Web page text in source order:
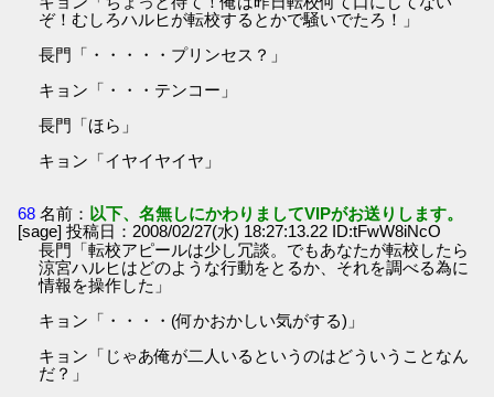
ぞ！むしろハルヒが転校するとかで騒いでたろ！」
長門「・・・・・プリンセス？」
キョン「・・・テンコー」
長門「ほら」
キョン「イヤイヤイヤ」
68 名前： 以下、名無しにかわりましてVIPがお送りします。
[sage] 投稿日：2008/02/27(水) 18:27:13.22 ID:tFwW8iNcO
長門「転校アピールは少し冗談。でもあなたが転校したら
涼宮ハルヒはどのような行動をとるか、それを調べる為に
情報を操作した」
キョン「・・・・(何かおかしい気がする)」
キョン「じゃあ俺が二人いるというのはどういうことなん
だ？」